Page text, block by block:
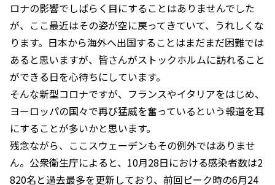
ロナの影響でしばらく目にすることはありませんでした
が、ここ最近はその姿が空に戻ってきていて、うれしくな
ります。日本から海外へ出国することはまだまだ困難では
あると思いますが、皆さんがストックホルムに訪れること
ができる日を心待ちにしています。
そんな新型コロナですが、フランスやイタリアをはじめ、
ヨーロッパの国々で再び猛威を奮っているという報道を耳
にすることが多いかと思います。
残念ながら、ここスウェーデンもその例外ではありませ
ん。公衆衛生庁によると、10月28日における感染者数は2
820名と過去最多を更新しており、前回ピーク時の6月24